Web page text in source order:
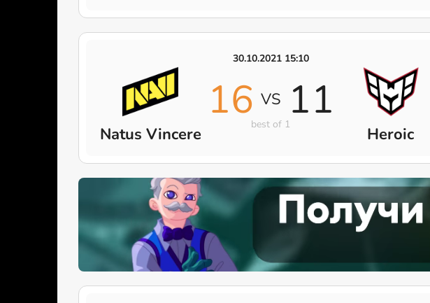
30.10.2021 15:10
Natus Vincere
16 VS 11
best of 1 Heroic